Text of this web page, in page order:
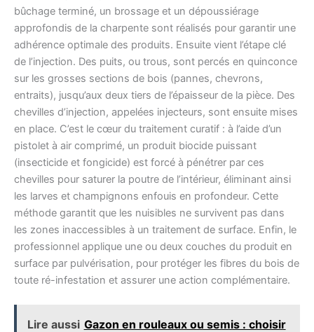
bûchage terminé, un brossage et un dépoussiérage
approfondis de la charpente sont réalisés pour garantir une
adhérence optimale des produits. Ensuite vient l’étape clé
de l’injection. Des puits, ou trous, sont percés en quinconce
sur les grosses sections de bois (pannes, chevrons,
entraits), jusqu’aux deux tiers de l’épaisseur de la pièce. Des
chevilles d’injection, appelées injecteurs, sont ensuite mises
en place. C’est le cœur du traitement curatif : à l’aide d’un
pistolet à air comprimé, un produit biocide puissant
(insecticide et fongicide) est forcé à pénétrer par ces
chevilles pour saturer la poutre de l’intérieur, éliminant ainsi
les larves et champignons enfouis en profondeur. Cette
méthode garantit que les nuisibles ne survivent pas dans
les zones inaccessibles à un traitement de surface. Enfin, le
professionnel applique une ou deux couches du produit en
surface par pulvérisation, pour protéger les fibres du bois de
toute ré-infestation et assurer une action complémentaire.
Lire aussi Gazon en rouleaux ou semis : choisir